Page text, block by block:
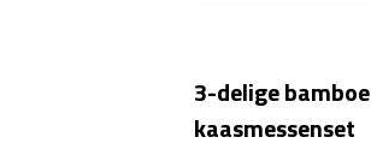
3-delige bamboe
kaasmessenset